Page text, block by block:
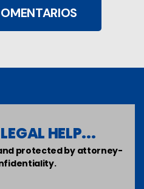
HELP...
protected by attorney-